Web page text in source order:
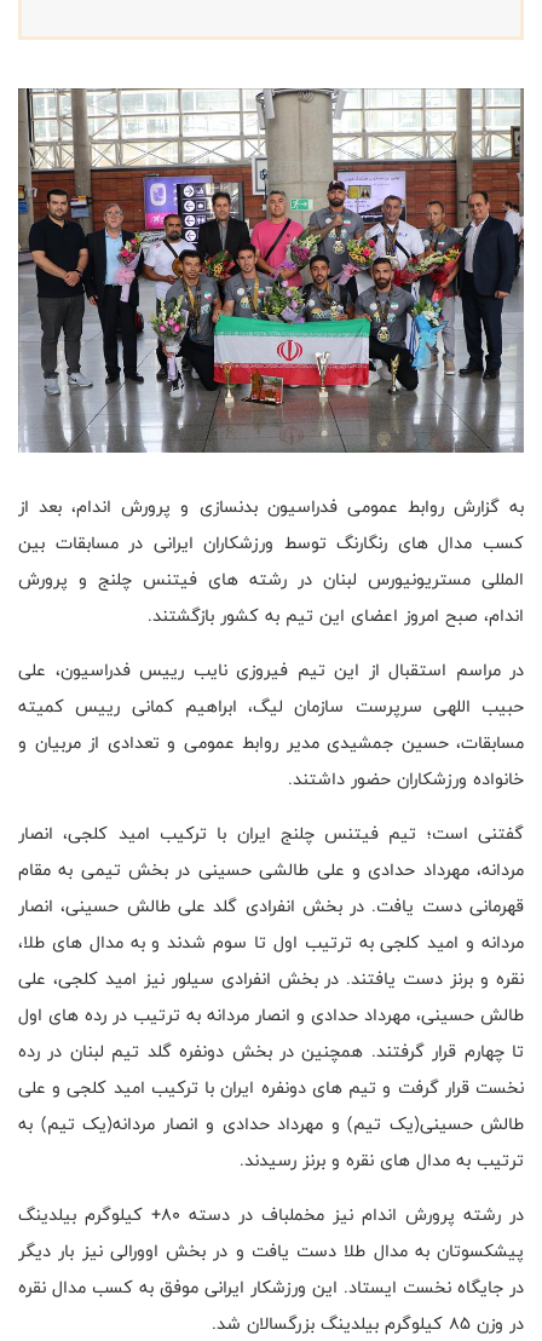
به گزارش روابط عمومی فدراسیون بدنسازی و پرورش اندام، بعد از
کسب مدال های رنگارنگ توسط ورزشکاران ایرانی در مسابقات بین
المللی مستریونیورس لبنان در رشته های فیتنس چلنج و پرورش
اندام، صبح امروز اعضای این تیم به کشور بازگشتند.
در مراسم استقبال از این تیم فیروزی نایب رییس فدراسیون، علی
حبیب اللهی سرپرست سازمان لیگ، ابراهیم کمانی رییس کمیته
مسابقات، حسین جمشیدی مدیر روابط عمومی و تعدادی از مربیان و
خانواده ورزشکاران حضور داشتند.
گفتنی است؛ تیم فیتنس چلنج ایران با ترکیب امید کلجی، انصار
مردانه، مهرداد حدادی و علی طالشی حسینی در بخش تیمی به مقام
قهرمانی دست یافت. در بخش انفرادی گلد علی طالش حسینی، انصار
مردانه و امید کلجی به ترتیب اول تا سوم شدند و به مدال های طلا،
نقره و برنز دست یافتند. در بخش انفرادی سیلور نیز امید کلجی، علی
طالش حسینی، مهرداد حدادی و انصار مردانه به ترتیب در رده های اول
تا چهارم قرار گرفتند. همچنین در بخش دونفره گلد تیم لبنان در رده
نخست قرار گرفت و تیم های دونفره ایران با ترکیب امید کلجی و علی
طالش حسینی(یک تیم) و مهرداد حدادی و انصار مردانه(یک تیم) به
ترتیب به مدال های نقره و برنز رسیدند.
در رشته پرورش اندام نیز مخملباف در دسته 80+ کیلوگرم بیلدینگ
پیشکسوتان به مدال طلا دست یافت و در بخش اوورالی نیز بار دیگر
در جایگاه نخست ایستاد. این ورزشکار ایرانی موفق به کسب مدال نقره
در وزن 85 کیلوگرم بیلدینگ بزرگسالان شد.